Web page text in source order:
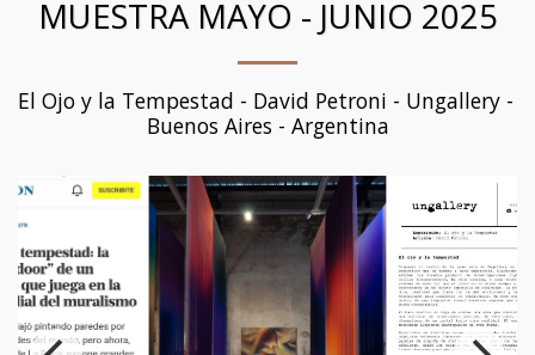
El Ojo y la Tempestad - David Petroni - Ungallery -
Buenos Aires - Argentina